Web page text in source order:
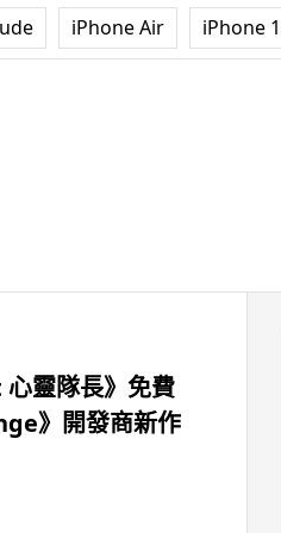
iPhone Air iPhone
靈隊長》免費
》開發商新作